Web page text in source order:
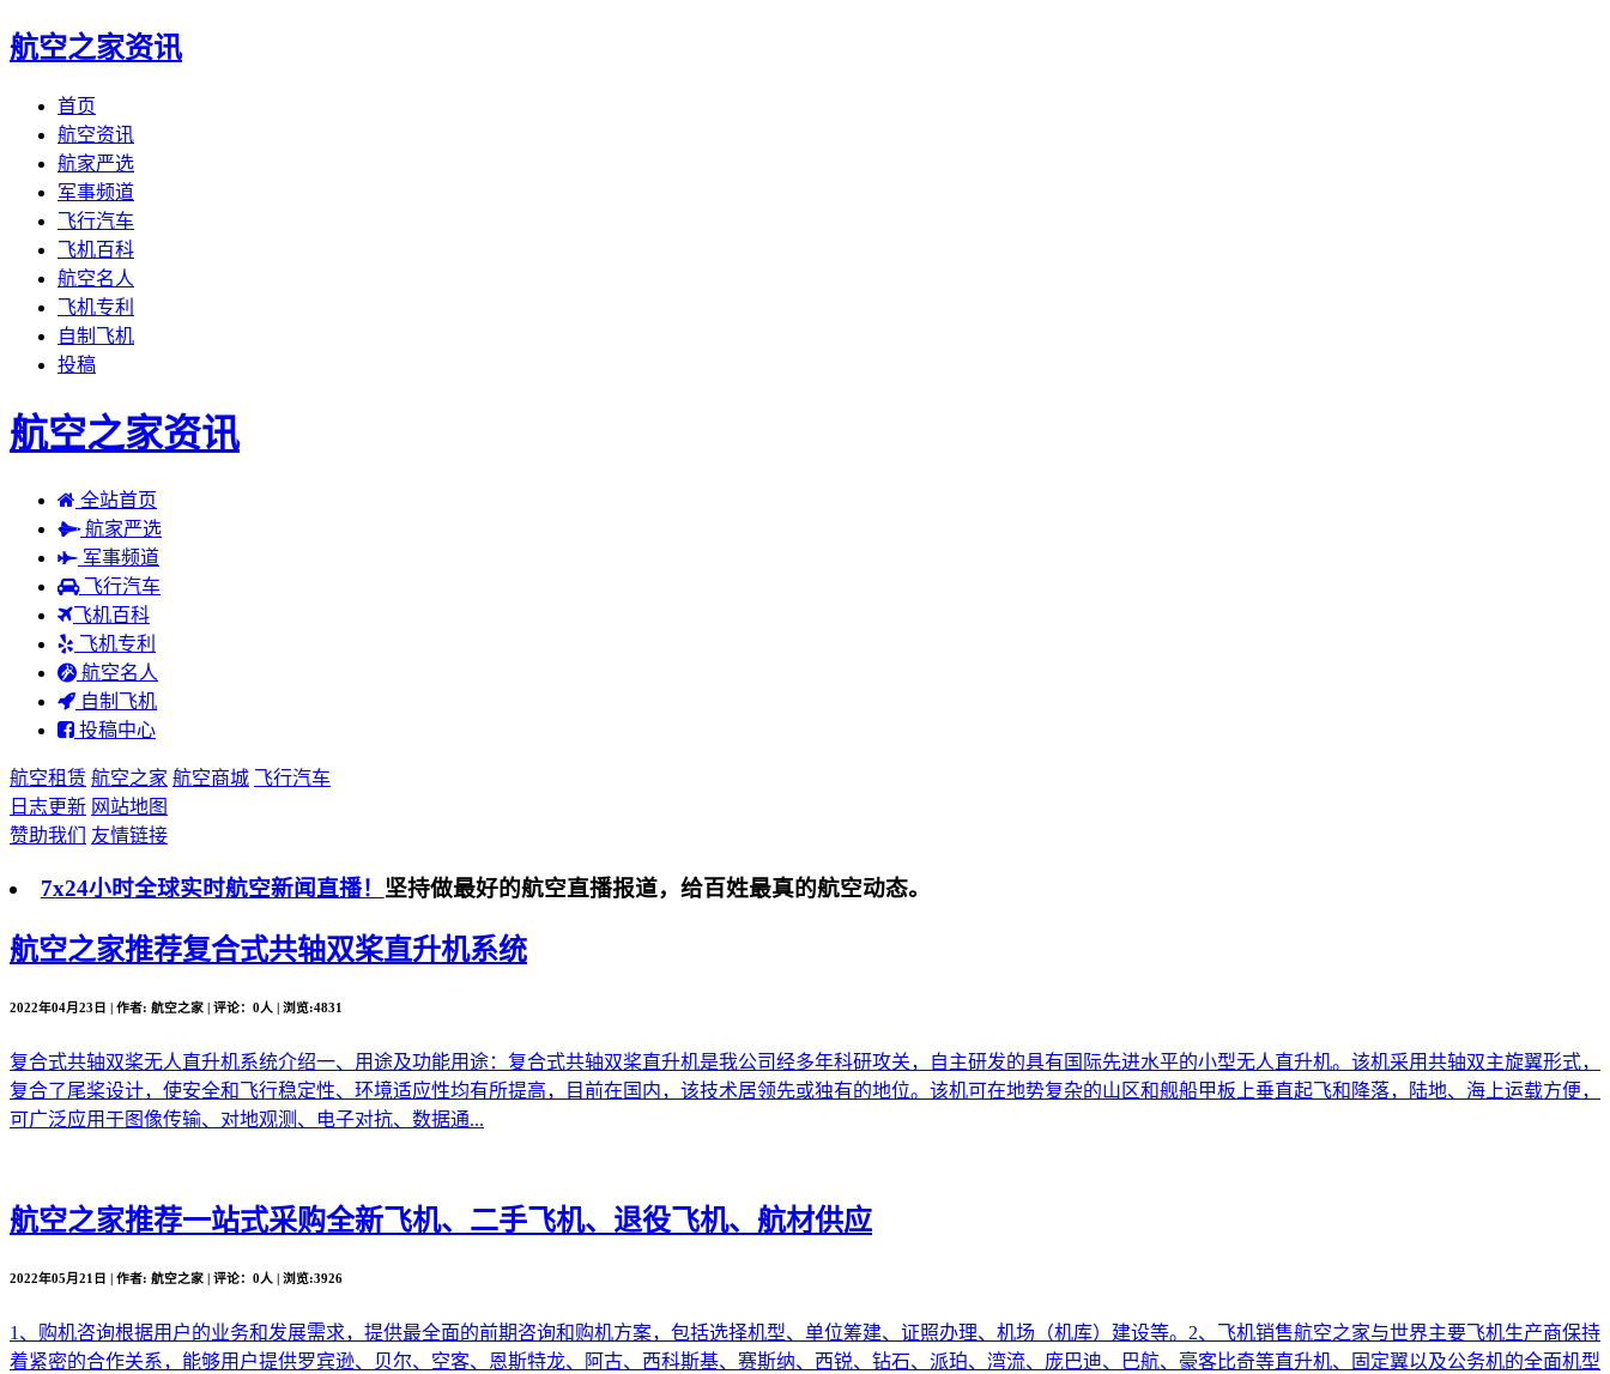
航空之家资讯
首页
航空资讯
航家严选
军事频道
飞行汽车
飞机百科
航空名人
飞机专利
自制飞机
投稿
航空之家资讯
全站首页
航家严选
军事频道
飞行汽车
飞机百科
飞机专利
航空名人
自制飞机
投稿中心
航空租赁 航空之家 航空商城 飞行汽车
日志更新 网站地图
赞助我们
友情链接
7x24小时全球实时航空新闻直播！ 坚持做最好的航空直播报道，给百姓最真的航空动态。
航空之家推荐复合式共轴双桨直升机系统
2022年04月23日 | 作者: 航空之家 | 评论：0人 | 浏览:4831
复合式共轴双桨无人直升机系统介绍一、用途及功能用途：复合式共轴双桨直升机是我公司经多年科研攻关，自主研发的具有国际先进水平的小型无人直升机。该机采用共轴双主旋翼形式，
复合了尾桨设计，使安全和飞行稳定性、环境适应性均有所提高，目前在国内，该技术居领先或独有的地位。该机可在地势复杂的山区和舰船甲板上垂直起飞和降落，陆地、海上运载方便，
可广泛应用于图像传输、对地观测、电子对抗、数据通...
航空之家推荐一站式采购全新飞机、二手飞机、退役飞机、航材供应
2022年05月21日 | 作者: 航空之家 | 评论：0人 | 浏览:3926
1、购机咨询根据用户的业务和发展需求，提供最全面的前期咨询和购机方案，包括选择机型、单位筹建、证照办理、机场（机库）建设等。2、飞机销售航空之家与世界主要飞机生产商保持
着紧密的合作关系，能够用户提供罗宾逊、贝尔、空客、恩斯特龙、阿古、西科斯基、赛斯纳、西锐、钻石、派珀、湾流、庞巴迪、巴航、豪客比奇等直升机、固定翼以及公务机的全面机型